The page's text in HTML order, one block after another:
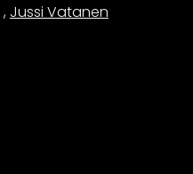
, Jussi Vatanen